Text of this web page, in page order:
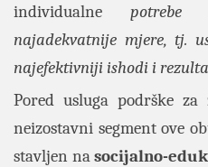
individualne potrebe
najadekvatnije mjere, tj.
najefektivniji ishodi i
Pored usluga podrške
neizostavni segment ove
stavljen nasocijalno-